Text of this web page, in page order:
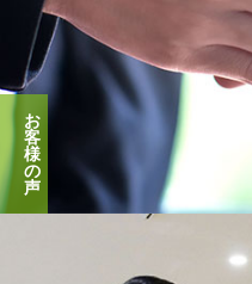
お
客
様
の
声